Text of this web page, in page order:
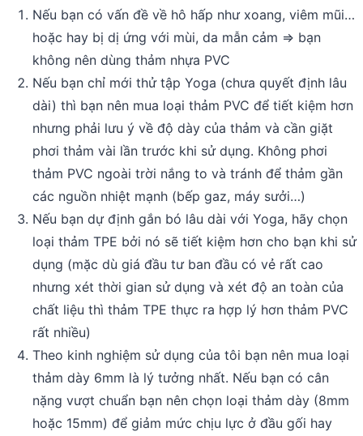
Nếu bạn có vấn đề về hô hấp như xoang, viêm mũi…
hoặc hay bị dị ứng với mùi, da mẫn cảm => bạn
không nên dùng thảm nhựa PVC
Nếu bạn chỉ mới thử tập Yoga (chưa quyết định lâu
dài) thì bạn nên mua loại thảm PVC để tiết kiệm hơn
nhưng phải lưu ý về độ dày của thảm và cần giặt
phơi thảm vài lần trước khi sử dụng. Không phơi
thảm PVC ngoài trời nắng to và tránh để thảm gần
các nguồn nhiệt mạnh (bếp gaz, máy sưởi…)
Nếu bạn dự định gắn bó lâu dài với Yoga, hãy chọn
loại thảm TPE bởi nó sẽ tiết kiệm hơn cho bạn khi sử
dụng (mặc dù giá đầu tư ban đầu có vẻ rất cao
nhưng xét thời gian sử dụng và xét độ an toàn của
chất liệu thì thảm TPE thực ra hợp lý hơn thảm PVC
rất nhiều)
Theo kinh nghiệm sử dụng của tôi bạn nên mua loại
thảm dày 6mm là lý tưởng nhất. Nếu bạn có cân
nặng vượt chuẩn bạn nên chọn loại thảm dày (8mm
hoặc 15mm) để giảm mức chịu lực ở đầu gối hay